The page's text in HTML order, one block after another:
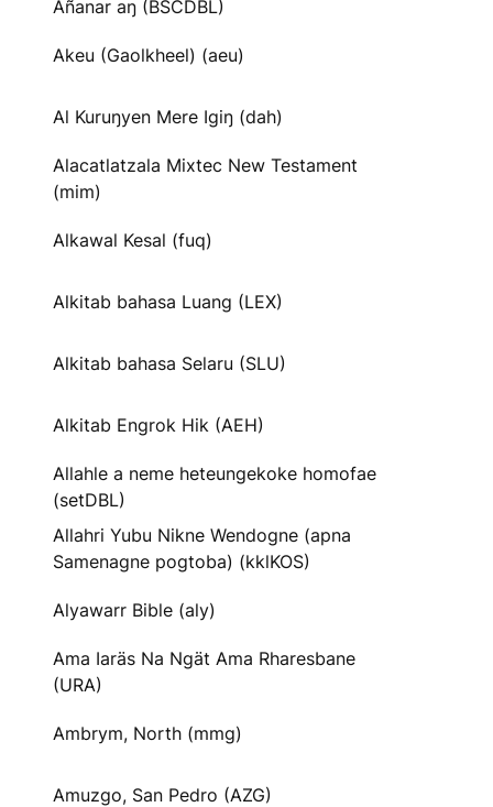
Añanar aŋ (BSCDBL)
Akeu (Gaolkheel) (aeu)
Al Kuruŋyen Mere Igiŋ (dah)
Alacatlatzala Mixtec New Testament
(mim)
Alkawal Kesal (fuq)
Alkitab bahasa Luang (LEX)
Alkitab bahasa Selaru (SLU)
Alkitab Engrok Hik (AEH)
Allahle a neme heteungekoke homofae
(setDBL)
Allahri Yubu Nikne Wendogne (apna
Samenagne pogtoba) (kklKOS)
Alyawarr Bible (aly)
Ama Iaräs Na Ngät Ama Rharesbane
(URA)
Ambrym, North (mmg)
Amuzgo, San Pedro (AZG)